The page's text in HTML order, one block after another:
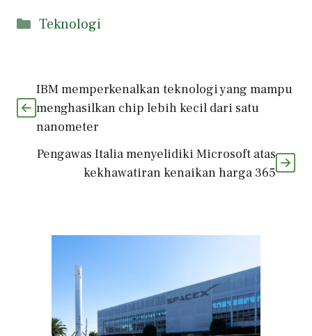
Kategori
Teknologi
IBM memperkenalkan teknologi yang mampu
menghasilkan chip lebih kecil dari satu
nanometer
Pengawas Italia menyelidiki Microsoft atas
kekhawatiran kenaikan harga 365